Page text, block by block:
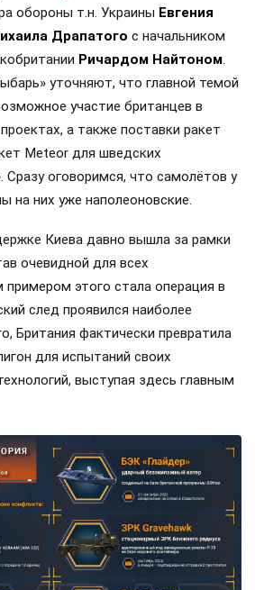
обороны т.н. Украины Евгения
Драпатого с начальником
Ричардом Найтоном.
уточняют, что главной темой
участие британцев в
а также поставки ракет
Meteor для шведских
Сразу оговоримся, что самолётов у
на них уже наполеоновские.
Киева давно вышла за рамки
очевидной для всех
этого стала операция в
след проявился наиболее
Британия фактически превратила
для испытаний своих
выступая здесь главным